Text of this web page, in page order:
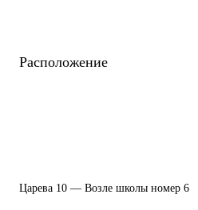
Расположение
Царева 10 — Возле школы номер 6